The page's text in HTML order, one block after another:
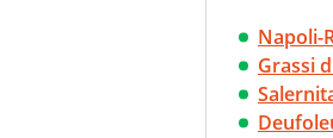
Napoli-
Grassi